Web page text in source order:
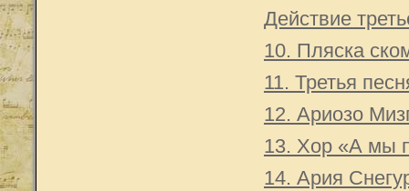
Действие
10. Пляска
11. Третья
12. Ариозо
13. Хор «А мы
14. Ария